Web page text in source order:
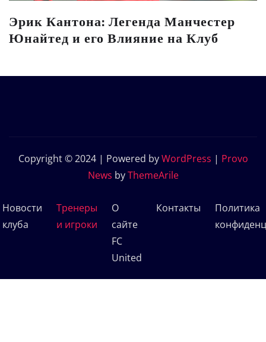
Эрик Кантона: Легенда Манчестер
Юнайтед и его Влияние на Клуб
Copyright © 2024 | Powered byWordPress | Provo
News byThemeArile
Новости
клуба
Тренеры
и игроки
О
сайте
FC
United
Контакты
Политика